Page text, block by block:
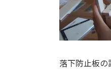
落下防止板の